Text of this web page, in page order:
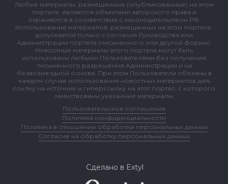
Любые материалы, размещенные (опубликованные) на этом
портале, являются объектами авторского права и
охраняются в соответствии с законодательством РФ.
Использование материалов, размещенных на этом портале,
допускается только с согласия Руководства или
Администрации портала (письменного или другой формы).
Новостные материалы этого портала могут быть
использованы любыми Пользователями без получения
письменного разрешения Администрации и на
безвозмездной основе. При этом Пользователи обязаны в
каждом случае использования новостных материалов дать
ссылку на источник и гиперссылку на этот портал, с которого
заимствованы указанные материалы.
Пользовательское соглашение
Политика конфиденциальности
Политика в отношении обработки персональных данных
Согласие на обработку персональных данных
Сделано в Extyl